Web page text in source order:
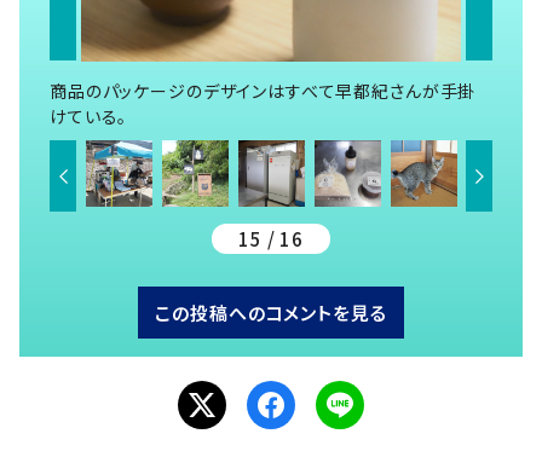
商品のパッケージのデザインはすべて早都紀さんが手掛
けている。
15 / 16
この投稿へのコメントを見る